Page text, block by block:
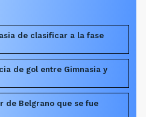
de clasificar a la fase
de gol entre Gimnasia y
de Belgrano que se fue